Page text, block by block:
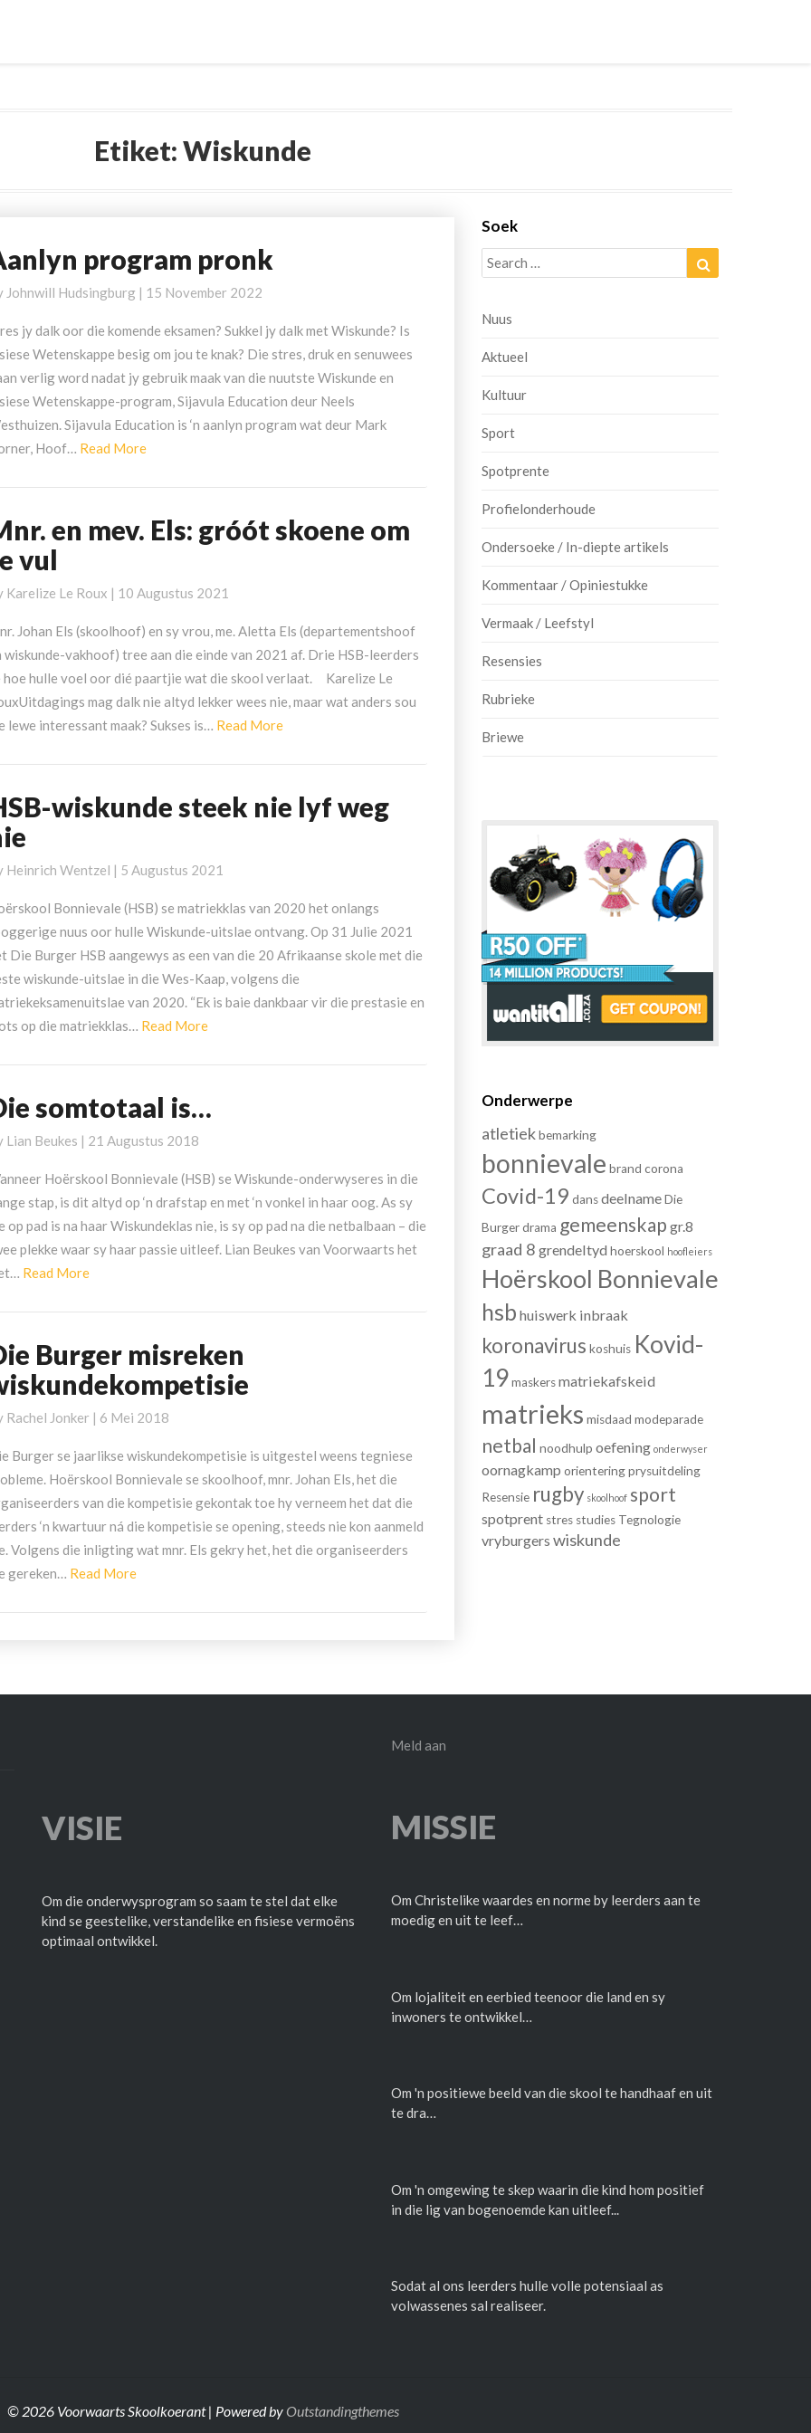
Etiket:Wiskunde
program pronk
Johnwill Hudsingburg | 15 November 2022
jy dalk oor die komende eksamen? Sukkel jy dalk met Wiskunde? Is
Wetenskappe besig om jou te knak? Die stres, druk en senuwees
verlig word nadat jy gebruik maak van die nuutste Wiskunde en
Wetenskappe-program, Sijavula Education deur Neels
Sijavula Education is ‘n aanlyn program wat deur Mark
Hoof… Read MoreRead
en mev. Els: gróót skoene om
vul
Karelize Le Roux | 10 Augustus 2021
Johan Els (skoolhoof) en sy vrou, me. Aletta Els (departementshoof
wiskunde-vakhoof) tree aan die einde van 2021 af. Drie HSB-leerders
hoe hulle voel oor dié paartjie wat die skool verlaat. Karelize Le
mag dalk nie altyd lekker wees nie, maar wat anders sou
lewe interessant maak? Sukses is… Read MoreRead
wiskunde steek nie lyf weg
Heinrich Wentzel | 5 Augustus 2021
Bonnievale (HSB) se matriekklas van 2020 het onlangs
nuus oor hulle Wiskunde-uitslae ontvang. Op 31 Julie 2021
Die Burger HSB aangewys as een van die 20 Afrikaanse skole met die
wiskunde-uitslae in die Wes-Kaap, volgens die
van 2020. “Ek is baie dankbaar vir die prestasie en
op die matriekklas… Read MoreRead
somtotaal is…
Lian Beukes | 21 Augustus 2018
Hoërskool Bonnievale (HSB) se Wiskunde-onderwyseres in die
stap, is dit altyd op ‘n drafstap en met ‘n vonkel in haar oog. As sy
op pad is na haar Wiskundeklas nie, is sy op pad na die netbalbaan – die
plekke waar sy haar passie uitleef. Lian Beukes van Voorwaarts het
Read MoreRead
Burger misreken
Rachel Jonker | 6 Mei 2018
Burger se jaarlikse wiskundekompetisie is uitgestel weens tegniese
Hoërskool Bonnievale se skoolhoof, mnr. Johan Els, het die
van die kompetisie gekontak toe hy verneem het dat die
‘n kwartuur ná die kompetisie se opening, steeds nie kon aanmeld
Volgens die inligting wat mnr. Els gekry het, het die organiseerders
gereken… Read MoreRead
Soek
Search
for:
Nuus
Aktueel
Kultuur
Sport
Spotprente
Profielonderhoude
Ondersoeke / In-diepte artikels
Kommentaar / Opiniestukke
Vermaak / Leefstyl
Resensies
Rubrieke
Briewe
Onderwerpe
atletiek bemarking
bonnievale brand corona
Covid-19 dans deelname Die
Burger drama gemeenskap gr.8
graad 8 grendeltyd hoerskool hoofleiers
Hoërskool Bonnievale
hsb huiswerk inbraak
koronavirus koshuis Kovid-
19 maskers matriekafskeid
matrieks misdaad modeparade
netbal noodhulp oefening onderwyser
oornagkamp orientering prysuitdeling
Resensie rugby skoolhoof sport
spotprent stres studies Tegnologie
vryburgers wiskunde
VISIE
Om die onderwysprogram so saam te stel dat elke
kind se geestelike, verstandelike en fisiese vermoëns
optimaal ontwikkel.
Meld aan
MISSIE
Om Christelike waardes en norme by leerders aan te
moedig en uit te leef…
Om lojaliteit en eerbied teenoor die land en sy
inwoners te ontwikkel…
Om 'n positiewe beeld van die skool te handhaaf en uit
te dra…
Om 'n omgewing te skep waarin die kind hom positief
in die lig van bogenoemde kan uitleef...
Sodat al ons leerders hulle volle potensiaal as
volwassenes sal realiseer.
© 2026 Voorwaarts Skoolkoerant | Powered byOutstandingthemes